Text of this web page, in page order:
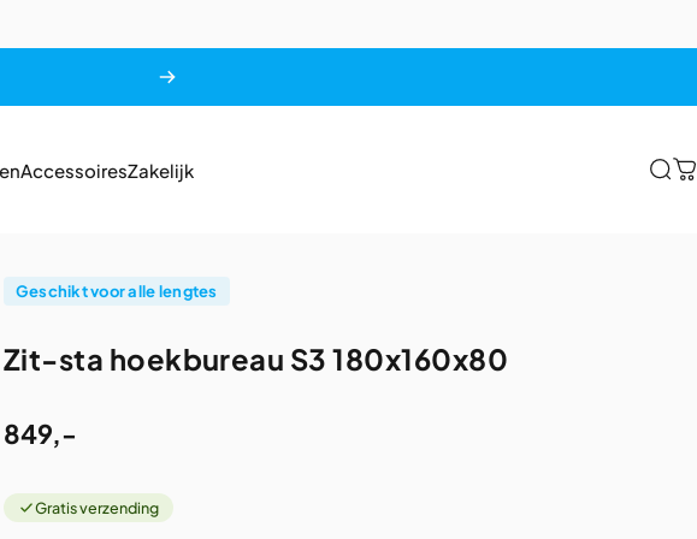
AccessoiresZakelijk
Geschikt voor alle lengtes
Zit-sta hoekbureau S3 180x160x80
849,-
Gratis verzending